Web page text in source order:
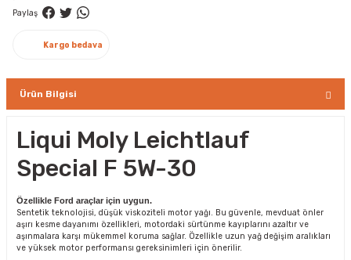
Paylaş
Kargo bedava
Ürün Bilgisi
Liqui Moly Leichtlauf
Special F 5W-30
Özellikle Ford araçlar için uygun.
Sentetik teknolojisi, düşük viskoziteli motor yağı. Bu güvenle, mevduat önler
aşırı kesme dayanımı özellikleri, motordaki sürtünme kayıplarını azaltır ve
aşınmalara karşı mükemmel koruma sağlar. Özellikle uzun yağ değişim aralıkları
ve yüksek motor performansı gereksinimleri için önerilir.